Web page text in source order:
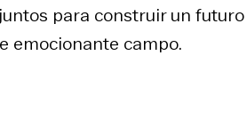
para construir un futuro
emocionante campo.